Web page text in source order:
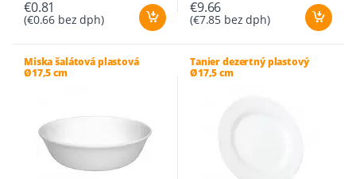
€0.81
(€0.66 bez dph)
€9.66
(€7.85 bez dph)
Miska šalátová plastová
Ø17,5 cm
Tanier dezertný plastový
Ø17,5 cm